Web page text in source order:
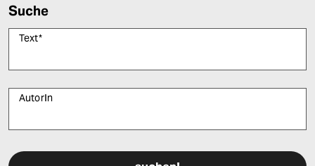
Suche
Text*
AutorIn